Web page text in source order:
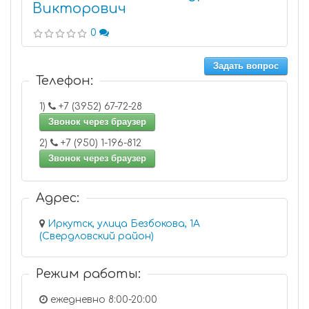
Викторович
0
Задать вопрос
Телефон:
1)
+7 (3952) 67-72-28
Звонок через браузер
2)
+7 (950) 1-196-812
Звонок через браузер
Адрес:
Иркутск, улица Безбокова, 1А
(Свердловский район)
Режим работы:
ежедневно 8:00-20:00